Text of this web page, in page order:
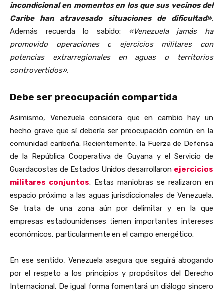
incondicional en momentos en los que sus vecinos del
Caribe han atravesado situaciones de dificultad».
Además recuerda lo sabido: «Venezuela jamás ha
promovido operaciones o ejercicios militares con
potencias extrarregionales en aguas o territorios
controvertidos».
Debe ser preocupación compartida
Asimismo, Venezuela considera que en cambio hay un
hecho grave que sí debería ser preocupación común en la
comunidad caribeña. Recientemente, la Fuerza de Defensa
de la República Cooperativa de Guyana y el Servicio de
Guardacostas de Estados Unidos desarrollaron ejercicios
militares conjuntos. Estas maniobras se realizaron en
espacio próximo a las aguas jurisdiccionales de Venezuela.
Se trata de una zona aún por delimitar y en la que
empresas estadounidenses tienen importantes intereses
económicos, particularmente en el campo energético.
En ese sentido, Venezuela asegura que seguirá abogando
por el respeto a los principios y propósitos del Derecho
Internacional. De igual forma fomentará un diálogo sincero